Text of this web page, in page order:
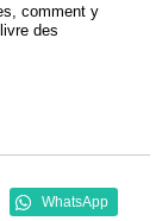
comment y
des
WhatsApp